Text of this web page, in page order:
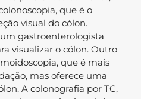
que é o
visual do cólon.
gastroenterologista
visualizar o cólon. Outro
que é mais
mas oferece uma
A colonografia por TC,